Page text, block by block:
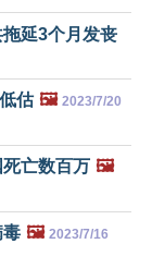
延3个月发丧
估 🖼️ 2023/7/20
亡数百万 🖼️
毒 🖼️ 2023/7/16